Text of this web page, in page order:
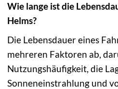
Wie lange ist die
Helms?
Die Lebensdauer eines
mehreren Faktoren ab,
Nutzungshäufigkeit, die
Sonneneinstrahlung und